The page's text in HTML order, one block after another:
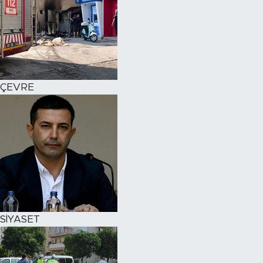
ÇEVRE
SİYASET